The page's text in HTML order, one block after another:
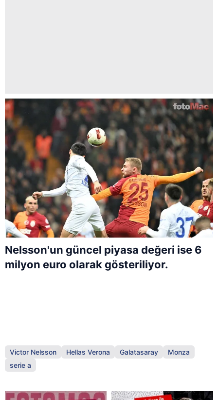
Nelsson'un güncel piyasa değeri ise 6
milyon euro olarak gösteriliyor.
Victor Nelsson Hellas Verona Galatasaray
Monza
serie a